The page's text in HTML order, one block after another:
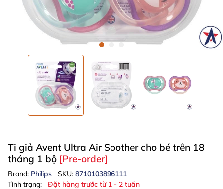
Ti giả Avent Ultra Air Soother cho bé trên 18
tháng 1 bộ [Pre-order]
Brand: Philips SKU: 8710103896111
Tình trạng:
Đặt hàng trước từ 1 - 2 tuần